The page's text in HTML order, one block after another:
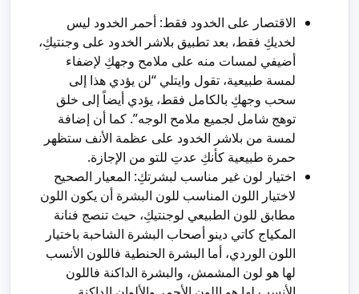
الاقتصار على الخدود فقط: أحمر الخدود ليس
لخديكِ فقط، بعد تطبيق بلاشر الخدود على وجنتيكِ،
أضيفي لمسات منه على ملامح وجهكِ لإضفاء
لمسة طبيعية، تقول وايتلي “لن يؤدي هذا إلى
سحب وجهكِ بالكامل فقط، يؤدي أيضاً إلى خلق
توهج شامل لجميع ملامح الوجه”. كما أن إضافة
لمسة من بلاشر الخدود على عظمة الأنف ستظهر
حمرة طبيعية كأنكِ عدتِ للتو من الإجازة.
اختيار لون غير مناسب لبشرتكِ: المعيار الصحيح
لاختيار اللون المناسب للون البشرة أن يكون اللون
مطابق للون الطبيعي لوجنتيكِ، حيث تنصج فنانة
المكياج كاتي دينو أصحاب البشرة الشاحبة باختيار
اللون الوردي، أما البشرة الحنطية فاللون الأنسب
لها هو لون المشمش، والبشرة الداكنة فاللون